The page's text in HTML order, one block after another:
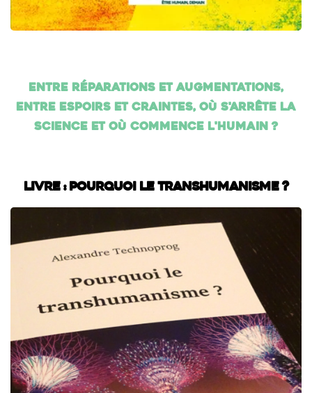
Entre réparations et augmentations,
entre espoirs et craintes, où s'arrête la
science et où commence l'humain ?
Livre : Pourquoi le transhumanisme ?